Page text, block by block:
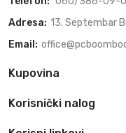
Adresa: 13. Septembar
Email:
Kupovina
Korisnički nalog